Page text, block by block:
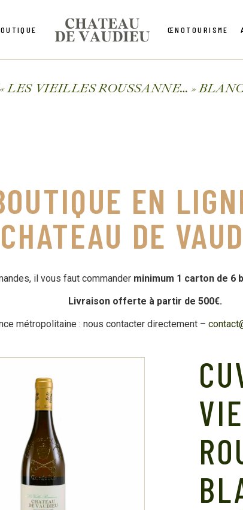
ŒNOTOURISME
LES VIEILLES ROUSSANNE… »
EN
CHATEAU DE
il vous faut commander minimum 1 carton de 6
Livraison offerte à partir de 500€.
métropolitaine : nous contacter directement –